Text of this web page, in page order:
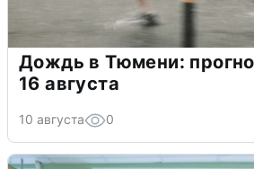
Дождь в Тюмени:
16 августа
10 августа 0